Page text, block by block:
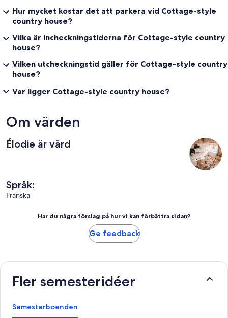
Hur mycket kostar det att parkera vid Cottage-style
country house?
Vilka är incheckningstiderna för Cottage-style country
house?
Vilken utcheckningstid gäller för Cottage-style country
house?
Var ligger Cottage-style country house?
Om värden
Élodie är värd
Språk:
Franska
Har du några förslag på hur vi kan förbättra sidan?
Ge feedback
Fler semesteridéer
Semesterboenden